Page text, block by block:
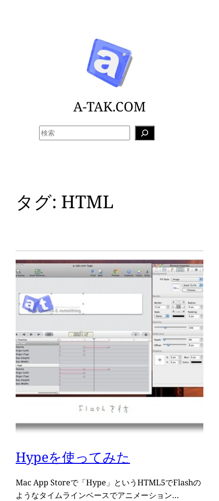
A-TAK.COM
タグ: HTML
Hypeを使ってみた
Mac App Storeで「Hype」というHTML5でFlashの
ようなタイムラインベースでアニメーション…